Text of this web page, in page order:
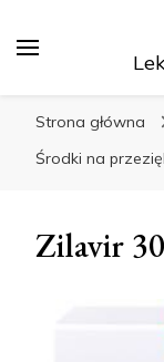
Strona główna
Środki na
Zilavir